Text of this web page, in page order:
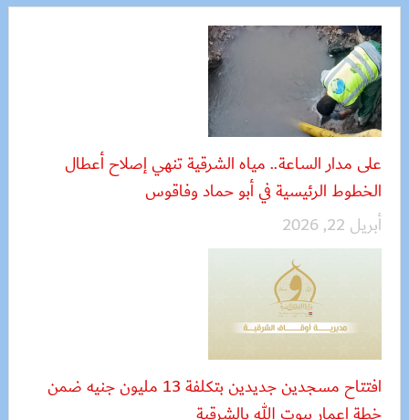
على مدار الساعة.. مياه الشرقية تنهي إصلاح أعطال
الخطوط الرئيسية في أبو حماد وفاقوس
أبريل 22, 2026
افتتاح مسجدين جديدين بتكلفة 13 مليون جنيه ضمن